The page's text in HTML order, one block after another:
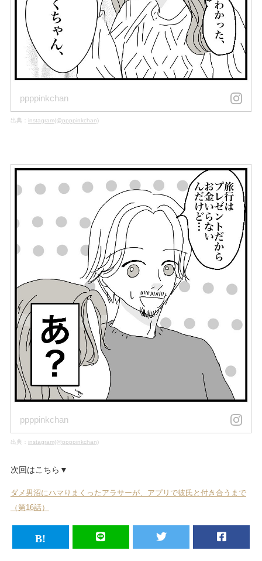
ppppinkchan
出典： instagram(@ppppinkchan)
ppppinkchan
出典： instagram(@ppppinkchan)
次回はこちら▼
ダメ男沼にハマりまくったアラサーが、アプリで彼氏と付き合うまで
（第16話）